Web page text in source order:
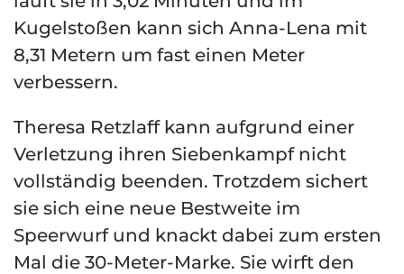
Kugelstoßen kann sich Anna-Lena mit
8,31 Metern um fast einen Meter
verbessern.
Theresa Retzlaff kann aufgrund einer
Verletzung ihren Siebenkampf nicht
vollständig beenden. Trotzdem sichert
sie sich eine neue Bestweite im
Speerwurf und knackt dabei zum ersten
Mal die 30-Meter-Marke. Sie wirft den